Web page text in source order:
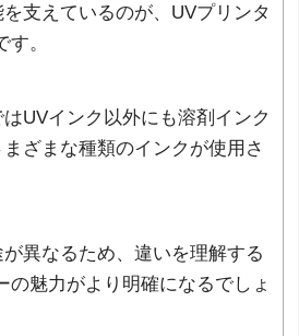
支えているのが、UVプリンタ
す。
UVインク以外にも溶剤インク
ざまな種類のインクが使用さ
異なるため、違いを理解する
の魅力がより明確になるでしょ